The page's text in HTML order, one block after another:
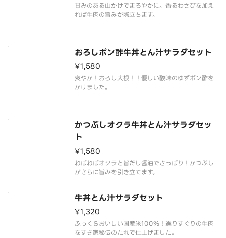
甘みのある山かけでまろやかに。香るわさびを加え
れば牛肉の旨みが際立ちます。
おろしポン酢牛丼とん汁サラダセット
¥1,580
爽やか！おろし大根！！優しい酸味のゆずポン酢を
かけました。
かつぶしオクラ牛丼とん汁サラダセッ
ト
¥1,580
ねばねばオクラと旨だし醤油でさっぱり！かつぶし
がさらに旨みを引き立てます。
牛丼とん汁サラダセット
¥1,320
ふっくらおいしい国産米100％！選りすぐりの牛肉
をすき家秘伝のたれで仕上げました。